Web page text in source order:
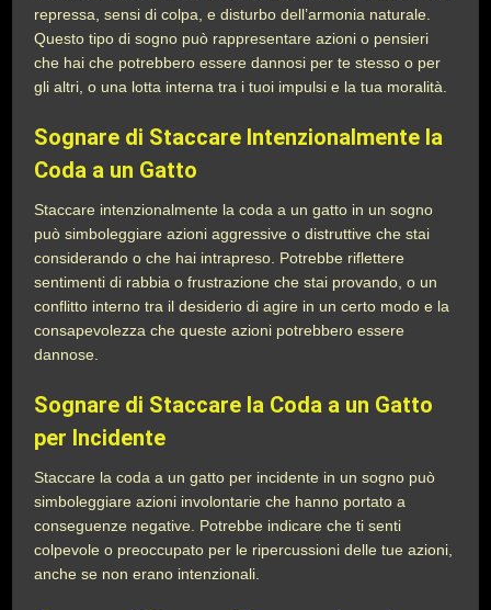
repressa, sensi di colpa, e disturbo dell’armonia naturale.
Questo tipo di sogno può rappresentare azioni o pensieri
che hai che potrebbero essere dannosi per te stesso o per
gli altri, o una lotta interna tra i tuoi impulsi e la tua moralità.
Sognare di Staccare Intenzionalmente la
Coda a un Gatto
Staccare intenzionalmente la coda a un gatto in un sogno
può simboleggiare azioni aggressive o distruttive che stai
considerando o che hai intrapreso. Potrebbe riflettere
sentimenti di rabbia o frustrazione che stai provando, o un
conflitto interno tra il desiderio di agire in un certo modo e la
consapevolezza che queste azioni potrebbero essere
dannose.
Sognare di Staccare la Coda a un Gatto
per Incidente
Staccare la coda a un gatto per incidente in un sogno può
simboleggiare azioni involontarie che hanno portato a
conseguenze negative. Potrebbe indicare che ti senti
colpevole o preoccupato per le ripercussioni delle tue azioni,
anche se non erano intenzionali.